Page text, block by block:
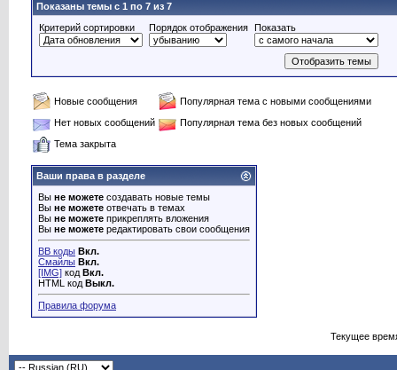
Показаны темы с 1 по 7 из 7
Критерий сортировки
Порядок отображения Показать
Новые сообщения
Популярная тема с новыми сообщениями
Нет новых сообщений
Популярная тема без новых сообщений
Тема закрыта
Ваши права в разделе
Вы не можете создавать новые темы
Вы не можете отвечать в темах
Вы не можете прикреплять вложения
Вы не можете редактировать свои сообщения
BB коды Вкл.
Смайлы Вкл.
[IMG] код Вкл.
HTML код Выкл.
Правила форума
Текущее